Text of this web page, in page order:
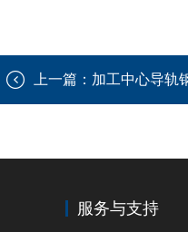
上一篇： 加工中心导轨
服务与支持